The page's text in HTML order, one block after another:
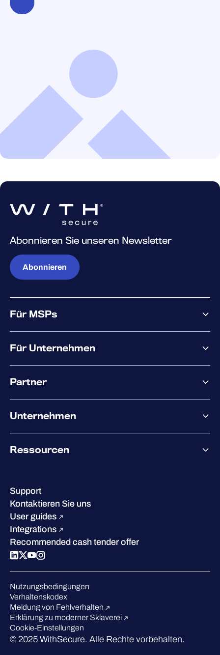
Abonnieren Sie unseren Newsletter
Abonnieren
Für MSPs
Für Unternehmen
XM
XDR
Co-Sicherheit
Partner
Services für den Partnererfolg
Co-Growth Community
Unternehmen
Erfolge & Zertifizierungen
Karriere
Nachhaltigkeit
Vergleichen Sie uns
Ressourcen
Erfolgsgeschichten
W/Labs
Blog
Podcasts
Events
Webinars
Presse
Support
Kontaktieren Sie uns
User guides
Integrations
Recommended cash tender offer
Nutzungsbedingungen
Verhaltenskodex
Meldung von Fehlverhalten
Erklärung zu moderner Sklaverei
Cookie-Einstellungen
© 2025 WithSecure. Alle Rechte vorbehalten.